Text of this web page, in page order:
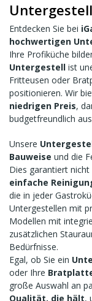
Entdecken Sie bei
hochwertigen
Ihre Profiküche
Untergestell ist
Fritteusen oder
positionieren. Wir
niedrigen Preis,
budgetfreundlich
Unsere
Bauweise und die
Dies garantiert nicht
einfache
die in jeder
Untergestellen mit
Modellen mit
zusätzlichen
Bedürfnisse.
Egal, ob Sie ein
oder Ihre
große Auswahl an
Qualität, die hält,